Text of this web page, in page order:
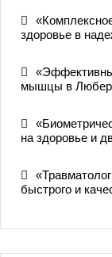
здоровье в
мышцы в
на здоровье и
быстрого и